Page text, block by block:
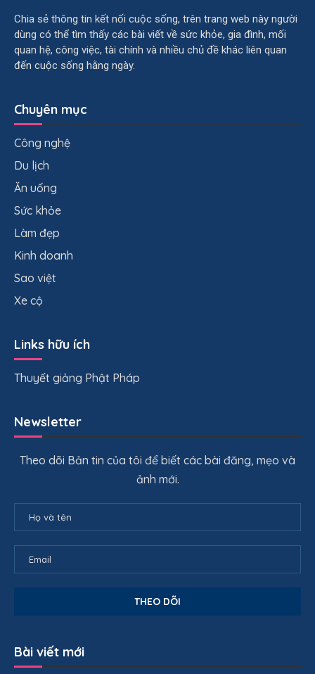
Chia sẻ thông tin kết nối cuộc sống, trên trang web này người
dùng có thể tìm thấy các bài viết về sức khỏe, gia đình, mối
quan hệ, công việc, tài chính và nhiều chủ đề khác liên quan
đến cuộc sống hằng ngày.
Chuyên mục
Công nghệ
Du lịch
Ăn uống
Sức khỏe
Làm đẹp
Kinh doanh
Sao việt
Xe cộ
Links hữu ích
Thuyết giảng Phật Pháp
Newsletter
Theo dõi Bản tin của tôi để biết các bài đăng, mẹo và
ảnh mới.
Bài viết mới